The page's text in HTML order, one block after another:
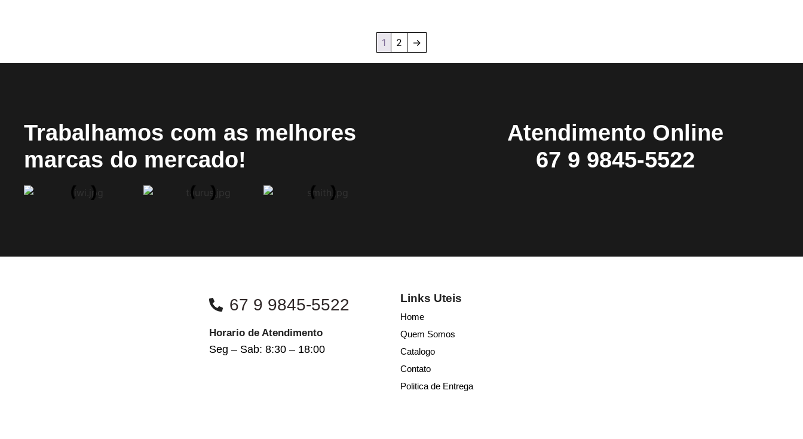
1 2 →
Trabalhamos com as melhores
marcas do mercado!
Atendimento Online
67 9 9845-5522
67 9 9845-5522
Horario de Atendimento
Seg – Sab: 8:30 – 18:00
Links Uteis
Home
Quem Somos
Catalogo
Contato
Politica de Entrega